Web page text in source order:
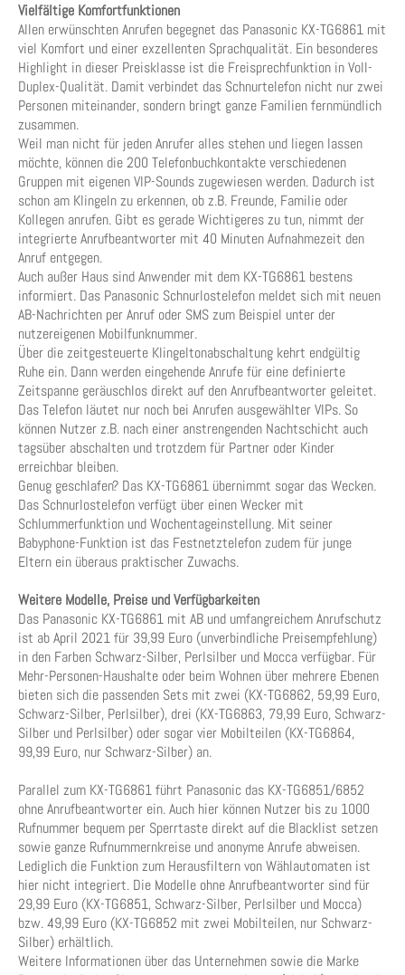
Vielfältige Komfortfunktionen
Allen erwünschten Anrufen begegnet das Panasonic KX-TG6861 mit
viel Komfort und einer exzellenten Sprachqualität. Ein besonderes
Highlight in dieser Preisklasse ist die Freisprechfunktion in Voll-
Duplex-Qualität. Damit verbindet das Schnurtelefon nicht nur zwei
Personen miteinander, sondern bringt ganze Familien fernmündlich
zusammen.
Weil man nicht für jeden Anrufer alles stehen und liegen lassen
möchte, können die 200 Telefonbuchkontakte verschiedenen
Gruppen mit eigenen VIP-Sounds zugewiesen werden. Dadurch ist
schon am Klingeln zu erkennen, ob z.B. Freunde, Familie oder
Kollegen anrufen. Gibt es gerade Wichtigeres zu tun, nimmt der
integrierte Anrufbeantworter mit 40 Minuten Aufnahmezeit den
Anruf entgegen.
Auch außer Haus sind Anwender mit dem KX-TG6861 bestens
informiert. Das Panasonic Schnurlostelefon meldet sich mit neuen
AB-Nachrichten per Anruf oder SMS zum Beispiel unter der
nutzereigenen Mobilfunknummer.
Über die zeitgesteuerte Klingeltonabschaltung kehrt endgültig
Ruhe ein. Dann werden eingehende Anrufe für eine definierte
Zeitspanne geräuschlos direkt auf den Anrufbeantworter geleitet.
Das Telefon läutet nur noch bei Anrufen ausgewählter VIPs. So
können Nutzer z.B. nach einer anstrengenden Nachtschicht auch
tagsüber abschalten und trotzdem für Partner oder Kinder
erreichbar bleiben.
Genug geschlafen? Das KX-TG6861 übernimmt sogar das Wecken.
Das Schnurlostelefon verfügt über einen Wecker mit
Schlummerfunktion und Wochentageinstellung. Mit seiner
Babyphone-Funktion ist das Festnetztelefon zudem für junge
Eltern ein überaus praktischer Zuwachs.
Weitere Modelle, Preise und Verfügbarkeiten
Das Panasonic KX-TG6861 mit AB und umfangreichem Anrufschutz
ist ab April 2021 für 39,99 Euro (unverbindliche Preisempfehlung)
in den Farben Schwarz-Silber, Perlsilber und Mocca verfügbar. Für
Mehr-Personen-Haushalte oder beim Wohnen über mehrere Ebenen
bieten sich die passenden Sets mit zwei (KX-TG6862, 59,99 Euro,
Schwarz-Silber, Perlsilber), drei (KX-TG6863, 79,99 Euro, Schwarz-
Silber und Perlsilber) oder sogar vier Mobilteilen (KX-TG6864,
99,99 Euro, nur Schwarz-Silber) an.
Parallel zum KX-TG6861 führt Panasonic das KX-TG6851/6852
ohne Anrufbeantworter ein. Auch hier können Nutzer bis zu 1000
Rufnummer bequem per Sperrtaste direkt auf die Blacklist setzen
sowie ganze Rufnummernkreise und anonyme Anrufe abweisen.
Lediglich die Funktion zum Herausfiltern von Wählautomaten ist
hier nicht integriert. Die Modelle ohne Anrufbeantworter sind für
29,99 Euro (KX-TG6851, Schwarz-Silber, Perlsilber und Mocca)
bzw. 49,99 Euro (KX-TG6852 mit zwei Mobilteilen, nur Schwarz-
Silber) erhältlich.
Weitere Informationen über das Unternehmen sowie die Marke